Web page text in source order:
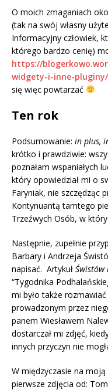
O moich zmaganiach
(tak na swój własny
Informacyjny człowiek,
którego bardzo cenię)
https://
widgety-i-inne-pluginy/
się więc powtarzać
Ten rok
Podsumowanie: in plus,
krótko i prawdziwie:
poznałam wspaniałych
który opowiedział mi o
Faryniak, nie szczędząc
Kontynuantą tamtego
Trzeźwych Osób, w
Następnie, zupełnie
Barbary i Andrzeja
napisać. Artykuł Świstów
“Tygodnika
mi było także
prowadzonym przez
panem Wiesławem
dostarczał mi zdjęć,
innych przyczyn nie
W międzyczasie na moją
pierwsze zdjęcia od: